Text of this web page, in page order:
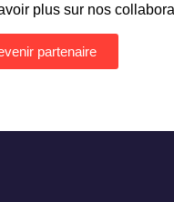
plus sur nos
partenaire